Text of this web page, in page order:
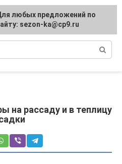
на рассаду и в теплицу
любых предложений по
sezon-ka@cp9.ru